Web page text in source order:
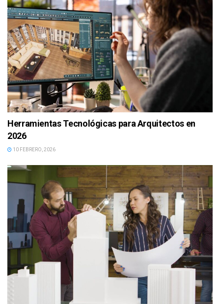
Herramientas Tecnológicas para Arquitectos en
2026
10 FEBRERO, 2026